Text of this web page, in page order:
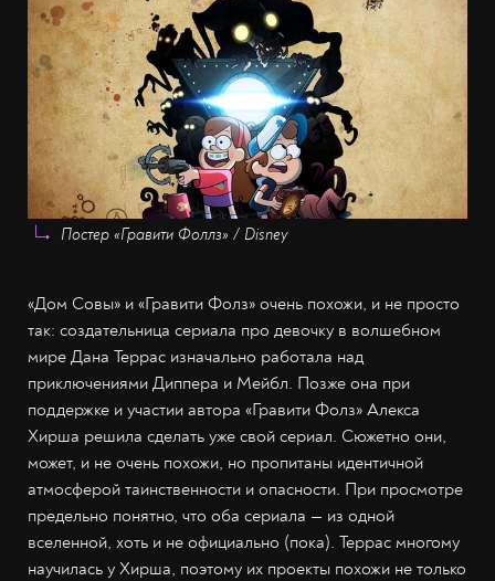
Постер «Гравити Фоллз» / Disney
«Дом Совы» и «Гравити Фолз» очень похожи, и не просто
так: создательница сериала про девочку в волшебном
мире Дана Террас изначально работала над
приключениями Диппера и Мейбл. Позже она при
поддержке и участии автора «Гравити Фолз» Алекса
Хирша решила сделать уже свой сериал. Сюжетно они,
может, и не очень похожи, но пропитаны идентичной
атмосферой таинственности и опасности. При просмотре
предельно понятно, что оба сериала — из одной
вселенной, хоть и не официально (пока). Террас многому
научилась у Хирша, поэтому их проекты похожи не только